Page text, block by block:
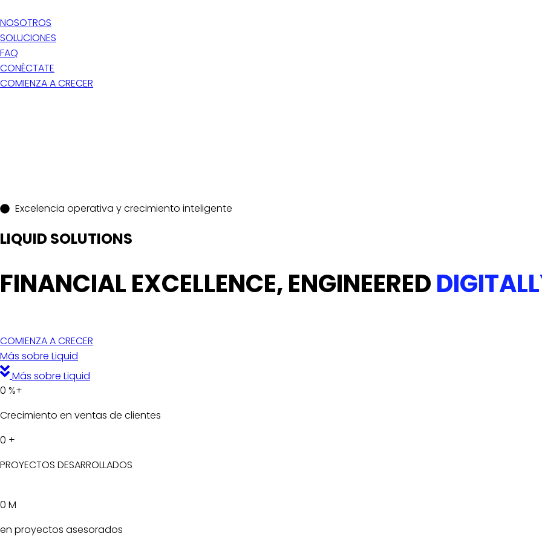
NOSOTROS
SOLUCIONES
FAQ
CONÉCTATE
COMIENZA A CRECER
Excelencia operativa y crecimiento inteligente
LIQUID SOLUTIONS
FINANCIAL EXCELLENCE, ENGINEERED
COMIENZA A CRECER
Más sobre Liquid
Más sobre Liquid
0 %+
Crecimiento en ventas de clientes
0 +
PROYECTOS DESARROLLADOS
0 M
en proyectos asesorados